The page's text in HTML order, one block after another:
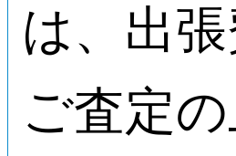
は、出
ご査定